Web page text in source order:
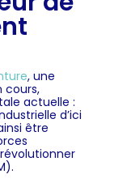
, une
cours,
actuelle :
d’ici
être